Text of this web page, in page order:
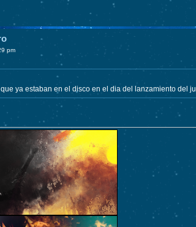
pm
ya estaban en el disco en el dia del lanzamiento del